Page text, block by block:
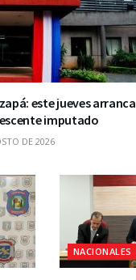
este jueves arranca
imputado
DE 2026
NACIONALES